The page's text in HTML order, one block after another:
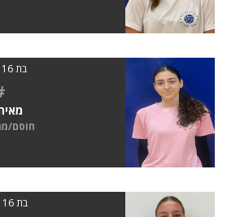
בת 16 | 182
חוסם/
בת 16 | 1.65